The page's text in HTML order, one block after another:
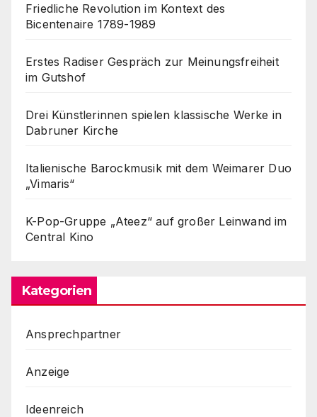
Friedliche Revolution im Kontext des
Bicentenaire 1789-1989
Erstes Radiser Gespräch zur Meinungsfreiheit
im Gutshof
Drei Künstlerinnen spielen klassische Werke in
Dabruner Kirche
Italienische Barockmusik mit dem Weimarer Duo
„Vimaris“
K-Pop-Gruppe „Ateez“ auf großer Leinwand im
Central Kino
Kategorien
Ansprechpartner
Anzeige
Ideenreich